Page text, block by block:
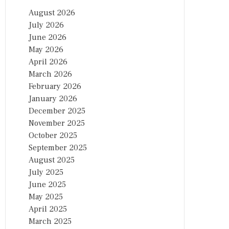
August 2026
July 2026
June 2026
May 2026
April 2026
March 2026
February 2026
January 2026
December 2025
November 2025
October 2025
September 2025
August 2025
July 2025
June 2025
May 2025
April 2025
March 2025